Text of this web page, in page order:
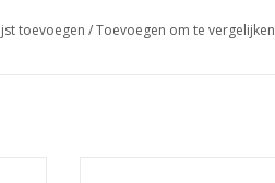
toevoegen /Toevoegen om te vergelijken